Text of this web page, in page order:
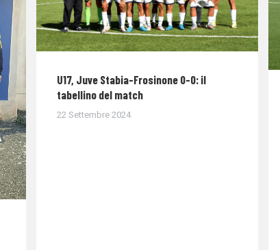
U17, Juve Stabia-Frosinone 0-0: il
tabellino del match
22 Settembre 2024